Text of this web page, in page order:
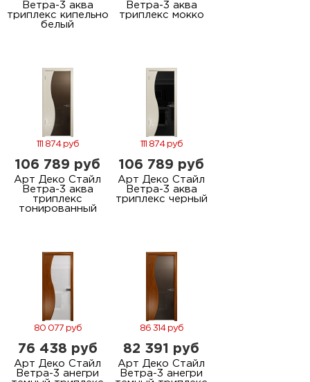
Ветра-3 аква
триплекс кипельно
белый
Ветра-3 аква
триплекс мокко
111 874 руб
106 789 руб
Арт Деко Стайл
Ветра-3 аква
триплекс
тонированный
111 874 руб
106 789 руб
Арт Деко Стайл
Ветра-3 аква
триплекс черный
80 077 руб
76 438 руб
Арт Деко Стайл
Ветра-3 анегри
86 314 руб
82 391 руб
Арт Деко Стайл
Ветра-3 анегри